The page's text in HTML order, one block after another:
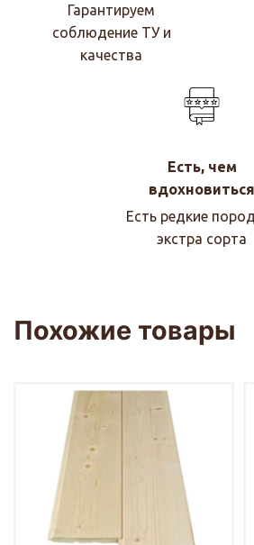
Гарантируем
соблюдение ТУ и
качества
Есть, чем
вдохновиться
Есть редкие
экстра сорта
Похожие товары